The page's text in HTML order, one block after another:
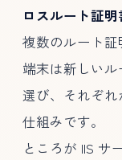
ロスルート証明
複数のルート
端末は新しい
選び、それぞ
仕組みです。
ところが IIS サ